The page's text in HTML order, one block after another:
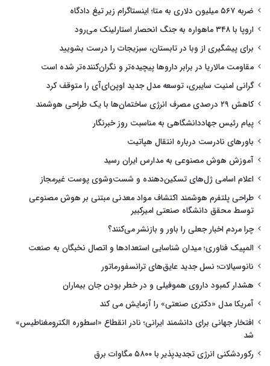
ضربه ۵۶۷ میلیون دلاری به متا؛ اینستاگرام زیر تیغ دادگاه
اروپا با ۳۴۸ ماهواره به جنگ انحصار استارلینک می‌رود
برای پیشگیری از وبا در تابستان، سبزیجات را درست بشویید
مقاومت مالاریا در برابر داروها پیچیده‌تر و نگران‌کننده‌تر شده است
گرانی امنیت سایبری، توسعه مدل جدید اوپن‌ای‌آی را متوقف کرد
کاهش ۲۹ درصدی مصرف انرژی ساختمان‌ها با یک طراحی هوشمند
پیام رئیس جهاددانشگاهی به مناسبت روز خبرنگار
باورهای نادرست درباره انتقال هپاتیت
آموزش هوش مصنوعی به مدارس ایران رسید
اعلام اسامی ژل‌های تسکین‌دهنده و شست‌وشوی پوست غیرمجاز
طراحی پلتفرم هوشمند اکتشاف مواد معدنی مبتنی بر هوش مصنوعی
توسط محقق دانشگاه صنعتی امیرکبیر
چرا مردم اخبار جعلی را باور و بازنشر می‌کنند؟
المپیک فناوری؛ میدان شناسایی استعدادها و اتصال نخبگان به صنعت
نانوسیالات؛ نسل جدید عایق‌های ترانسفورماتور
هشدار کمبود داروی هموفیلی و در خطر بودن جان بیماران
آمریکا مدل «دکتری صنعتی» را آزمایش می کند
افتخار جهانی برای دانشمند ایرانی؛ نادر انقطاع «اسطوره الکترومغناطیس»
شد
رکوردشکنی انرژی تجدیدپذیر با ۵۸۰۰ مگاوات برق